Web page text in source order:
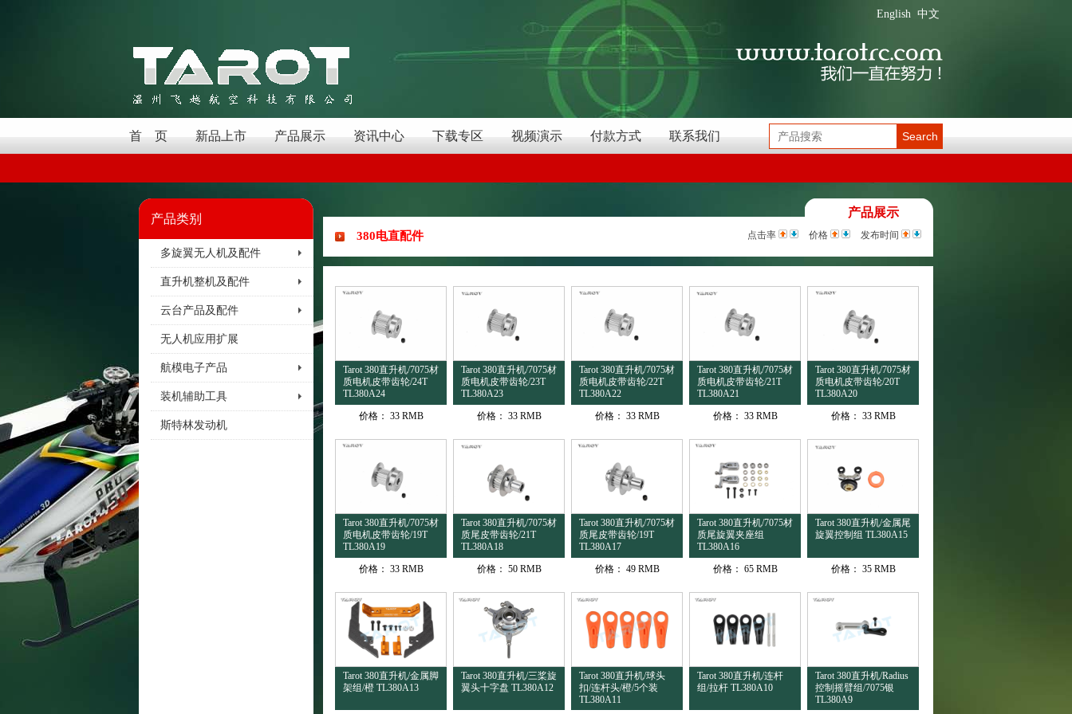
中文
English
首 页 新品上市 产品展示 资讯中心 下载专区 视频演示 付款方式 联系我们 Search
产品类别
多旋翼无人机及配件
直升机整机及配件
云台产品及配件
无人机应用扩展
航模电子产品
装机辅助工具
斯特林发动机
产品展示
380电直配件 点击率 价格 发布时间
Tarot 380直升机/7075材
质电机皮带齿轮/24T
TL380A24
价格： 33 RMB
Tarot 380直升机/7075材
质电机皮带齿轮/23T
TL380A23
价格： 33 RMB
Tarot 380直升机/7075材
质电机皮带齿轮/22T
TL380A22
价格： 33 RMB
Tarot 380直升机/7075材
质电机皮带齿轮/21T
TL380A21
价格： 33 RMB
Tarot 380直升机/7075材
质电机皮带齿轮/20T
TL380A20
价格： 33 RMB
Tarot 380直升机/7075材
质电机皮带齿轮/19T
TL380A19
价格： 33 RMB
Tarot 380直升机/7075材
质尾皮带齿轮/21T
TL380A18
价格： 50 RMB
Tarot 380直升机/7075材
质尾皮带齿轮/19T
TL380A17
价格： 49 RMB
Tarot 380直升机/7075材
质尾旋翼夹座组
TL380A16
价格： 65 RMB
Tarot 380直升机/金属尾
旋翼控制组 TL380A15
价格： 35 RMB
Tarot 380直升机/金属脚
架组/橙 TL380A13
Tarot 380直升机/三桨旋
翼头十字盘 TL380A12
Tarot 380直升机/球头
扣/连杆头/橙/5个装
TL380A11
Tarot 380直升机/连杆
组/拉杆 TL380A10
Tarot 380直升机/Radius
控制摇臂组/7075银
TL380A9